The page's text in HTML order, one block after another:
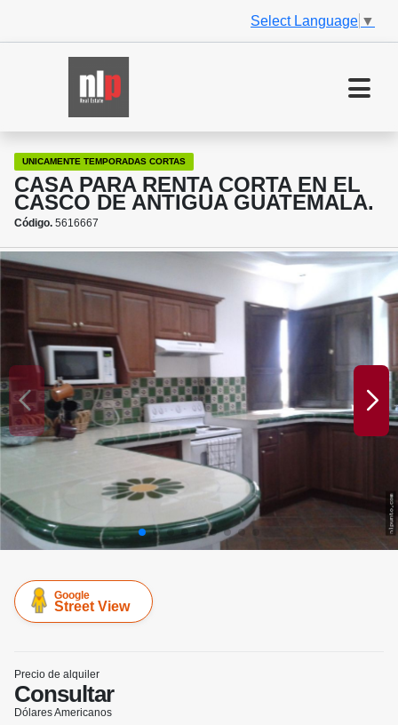
Select Language ▼
UNICAMENTE TEMPORADAS CORTAS
CASA PARA RENTA CORTA EN EL
CASCO DE ANTIGUA GUATEMALA.
Código. 5616667
Google
Street View
Precio de alquiler
Consultar
Dólares Americanos